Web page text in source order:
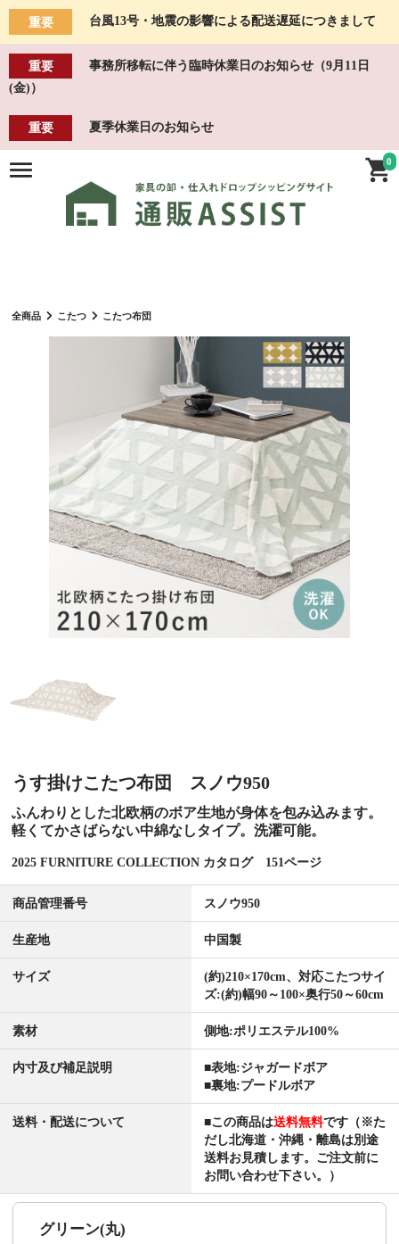
重要 台風13号・地震の影響による配送遅延につきまして
重要
事務所移転に伴う臨時休業日のお知らせ（9月11日
(金)）
重要 夏季休業日のお知らせ
0
全商品 こたつ こたつ布団
うす掛けこたつ布団 スノウ950
ふんわりとした北欧柄のボア生地が身体を包み込みます。
軽くてかさばらない中綿なしタイプ。洗濯可能。
2025 FURNITURE COLLECTION カタログ 151ページ
商品管理番号 スノウ950
生産地 中国製
サイズ
(約)210×170cm、対応こたつサイ
ズ:(約)幅90～100×奥行50～60cm
素材 側地:ポリエステル100%
内寸及び補足説明
■表地:ジャガードボア
■裏地:プードルボア
送料・配送について ■この商品は送料無料です（※た
だし北海道・沖縄・離島は別途
送料お見積します。ご注文前に
お問い合わせ下さい。）
グリーン(丸)